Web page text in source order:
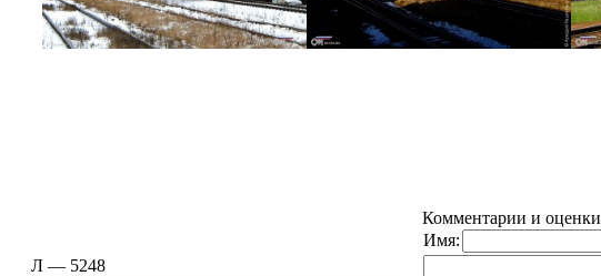
Л — 5248
Комментарии и оценки
Имя: